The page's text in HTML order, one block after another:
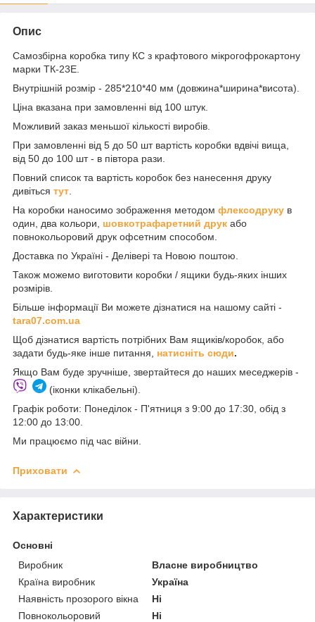
Опис
Самозбірна коробка типу КС з крафтового мікрогофрокартону
марки ТК-23Е.
Внутрішній розмір - 285*210*40 мм (довжина*ширина*висота).
Ціна вказана при замовленні від 100 штук.
Можливий заказ меньшої кількості виробів.
При замовленні від 5 до 50 шт вартість коробки вдвічі вища,
від 50 до 100 шт - в півтора рази.
Повний список та вартість коробок без нанесення друку
дивіться тут
На коробки наносимо зображення методом флексодруку в
один, два кольори, шовкотрафаретний друк або
повнокольоровий друк офсетним способом.
Доставка по Україні - Делівері та Новою поштою.
Також можемо виготовити коробки / ящики будь-яких інших
розмірів.
Більше інформації Ви можете дізнатися на нашому сайті -
tara07.com.ua
Щоб дізнатися вартість потрібних Вам ящиків/коробок, або
задати будь-яке інше питання, натисніть сюди.
Якщо Вам буде зручніше, звертайтеся до наших меседжерів -
(іконки клікабельні).
Графік роботи: Понеділок - П'ятниця з 9:00 до 17:30, обід з
12:00 до 13:00.
Ми працюємо під час війни.
Приховати
Характеристики
Основні
Виробник
Власне виробництво
Країна виробник
Україна
Наявність прозорого вікна
Ні
Повнокольоровий
Ні